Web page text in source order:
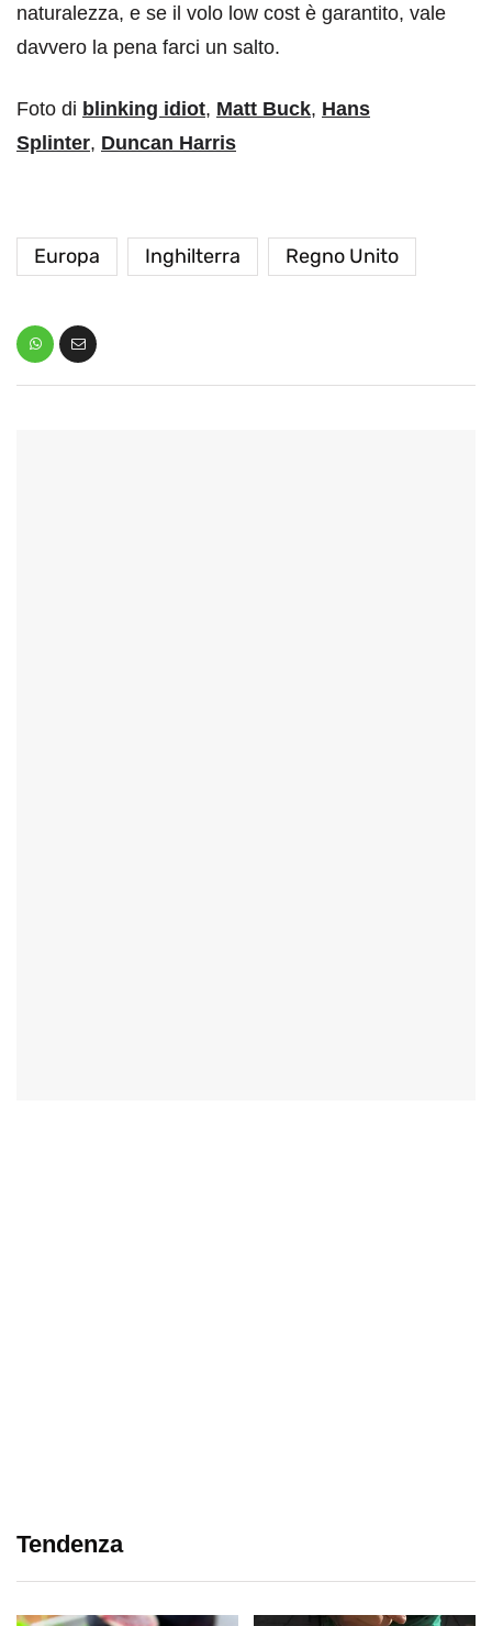
naturalezza, e se il volo low cost è garantito, vale
davvero la pena farci un salto.
Foto di blinking idiot, Matt Buck, Hans
Splinter, Duncan Harris
Europa Inghilterra Regno Unito
Tendenza